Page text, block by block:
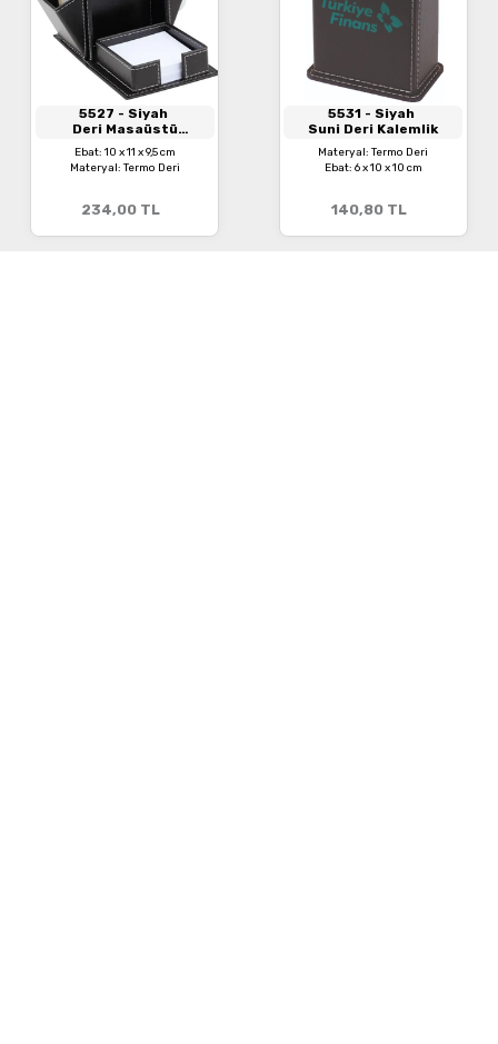
5527 - Siyah
Deri Masaüstü
Organizer
Ebat: 10 x 11 x 9,5 cm
Materyal: Termo Deri
234,00 TL
5531 - Siyah
Suni Deri Kalemlik
Materyal: Termo Deri
Ebat: 6 x 10 x 10 cm
140,80 TL